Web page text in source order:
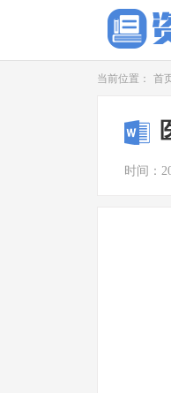
当前位置： 首
时间：